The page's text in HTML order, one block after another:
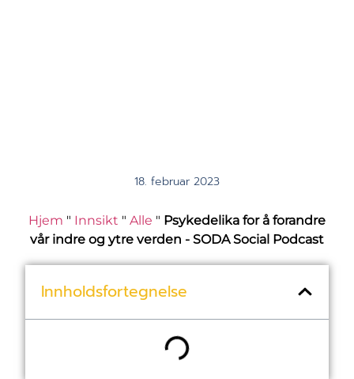
18. februar 2023
Hjem " Innsikt " Alle " Psykedelika for å forandre
vår indre og ytre verden - SODA Social Podcast
Innholdsfortegnelse